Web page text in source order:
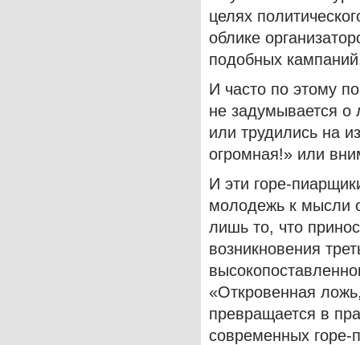
целях
облике
подобных
И часто по этому
не задумывается
или трудились на
огромная!» или
И эти горе-
молодежь к мысли
лишь то, что
возникновения
«Откровенная
превращается в
современных горе-